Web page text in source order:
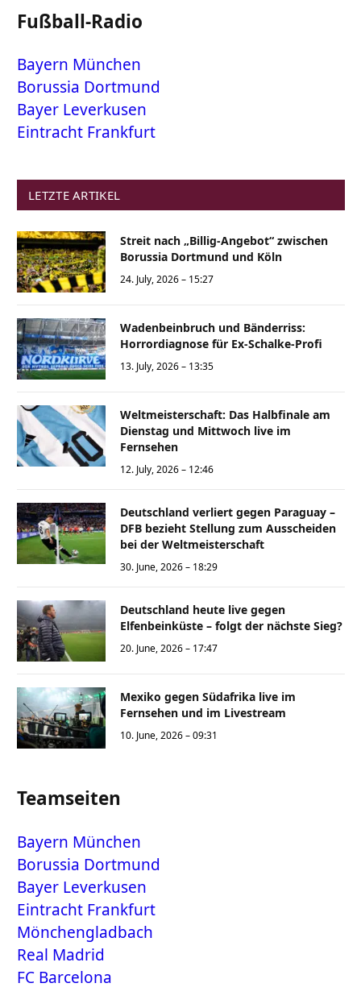
Fußball-Radio
Bayern München
Borussia Dortmund
Bayer Leverkusen
Eintracht Frankfurt
LETZTE ARTIKEL
Streit nach „Billig-Angebot“ zwischen
Borussia Dortmund und Köln
24. July, 2026 – 15:27
Wadenbeinbruch und Bänderriss:
Horrordiagnose für Ex-Schalke-Profi
13. July, 2026 – 13:35
Weltmeisterschaft: Das Halbfinale am
Dienstag und Mittwoch live im
Fernsehen
12. July, 2026 – 12:46
Deutschland verliert gegen Paraguay –
DFB bezieht Stellung zum Ausscheiden
bei der Weltmeisterschaft
30. June, 2026 – 18:29
Deutschland heute live gegen
Elfenbeinküste – folgt der nächste Sieg?
20. June, 2026 – 17:47
Mexiko gegen Südafrika live im
Fernsehen und im Livestream
10. June, 2026 – 09:31
Teamseiten
Bayern München
Borussia Dortmund
Bayer Leverkusen
Eintracht Frankfurt
Mönchengladbach
Real Madrid
FC Barcelona